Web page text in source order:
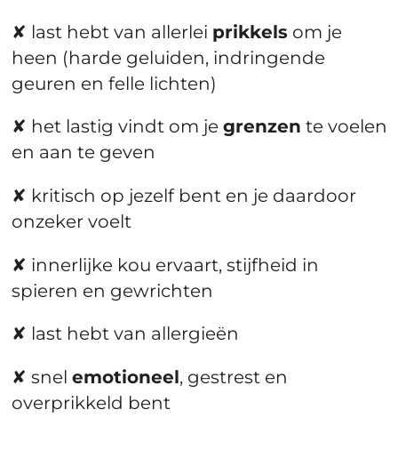
✘ last hebt van allerlei prikkels om je
heen (harde geluiden, indringende
geuren en felle lichten)
✘ het lastig vindt om je grenzen te voelen
en aan te geven
✘ kritisch op jezelf bent en je daardoor
onzeker voelt
✘ innerlijke kou ervaart, stijfheid in
spieren en gewrichten
✘ last hebt van allergieën
✘ snel emotioneel, gestrest en
overprikkeld bent